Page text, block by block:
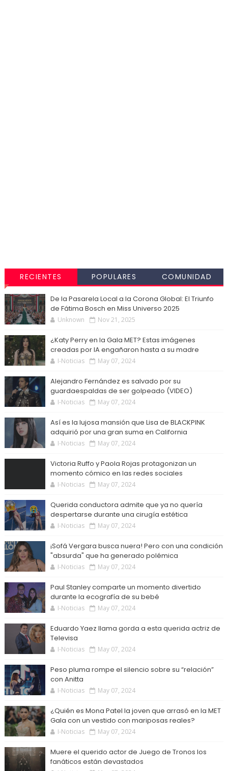
RECIENTES POPULARES COMUNIDAD
De la Pasarela Local a la Corona Global: El Triunfo
de Fátima Bosch en Miss Universo 2025
Unknown Nov 21, 2025
¿Katy Perry en la Gala MET? Estas imágenes
creadas por IA engañaron hasta a su madre
I-Noticias May 07, 2024
Alejandro Fernández es salvado por su
guardaespaldas de ser golpeado (VIDEO)
I-Noticias May 07, 2024
Así es la lujosa mansión que Lisa de BLACKPINK
adquirió por una gran suma en California
I-Noticias May 07, 2024
Victoria Ruffo y Paola Rojas protagonizan un
momento cómico en las redes sociales
I-Noticias May 07, 2024
Querida conductora admite que ya no quería
despertarse durante una cirugía estética
I-Noticias May 07, 2024
¡Sofá Vergara busca nuera! Pero con una condición
"absurda" que ha generado polémica
I-Noticias May 07, 2024
Paul Stanley comparte un momento divertido
durante la ecografía de su bebé
I-Noticias May 07, 2024
Eduardo Yaez llama gorda a esta querida actriz de
Televisa
I-Noticias May 07, 2024
Peso pluma rompe el silencio sobre su “relación”
con Anitta
I-Noticias May 07, 2024
¿Quién es Mona Patel la joven que arrasó en la MET
Gala con un vestido con mariposas reales?
I-Noticias May 07, 2024
Muere el querido actor de Juego de Tronos los
fanáticos están devastados